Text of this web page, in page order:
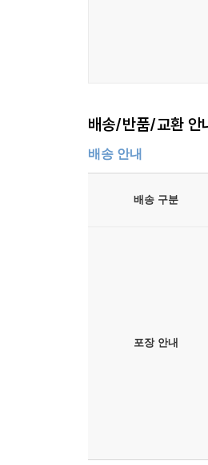
2. 잘하지 않으면 시
4. 교묘하게 호에 집중
제6장 또래관계에서
2. 언어적, 신체적 침
3. 문제 상황을 직접
4. 심리적 불편감을
1. 울어서 얻을 수 있
2. 못 하겠다고 우는
3. 사소한 자극이나
4. ‘울음’ 자체에 대해
제8장 틱 증상을 보이
배송/반품/교환 안
배송 안내
배송 구분
포장 안내